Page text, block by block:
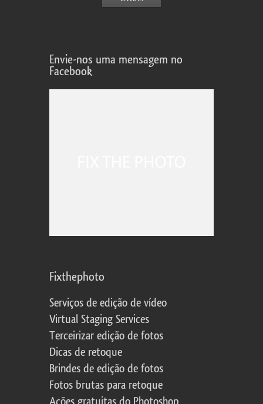
Envie-nos uma mensagem no
Facebook
Fixthephoto
Serviços de edição de vídeo
Virtual Staging Services
Terceirizar edição de fotos
Dicas de retoque
Brindes de edição de fotos
Fotos brutas para retoque
Ações gratuitas do Photoshop